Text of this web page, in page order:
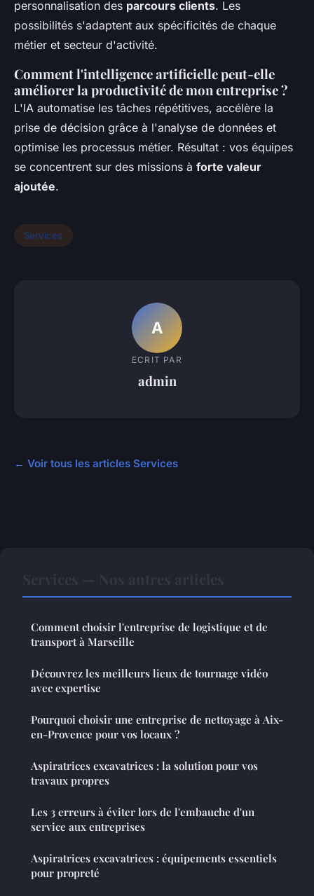
personnalisation des parcours clients. Les
possibilités s'adaptent aux spécificités de chaque
métier et secteur d'activité.
Comment l'intelligence artificielle peut-elle
améliorer la productivité de mon entreprise ?
L'IA automatise les tâches répétitives, accélère la
prise de décision grâce à l'analyse de données et
optimise les processus métier. Résultat : vos équipes
se concentrent sur des missions à forte valeur
ajoutée.
Services
A
ECRIT PAR
admin
← Voir tous les articles Services
Comment choisir l'entreprise de logistique et de
transport à Marseille
Découvrez les meilleurs lieux de tournage vidéo
avec expertise
Pourquoi choisir une entreprise de nettoyage à Aix-
en-Provence pour vos locaux ?
Aspiratrices excavatrices : la solution pour vos
travaux propres
Les 3 erreurs à éviter lors de l'embauche d'un
service aux entreprises
Aspiratrices excavatrices : équipements essentiels
pour propreté